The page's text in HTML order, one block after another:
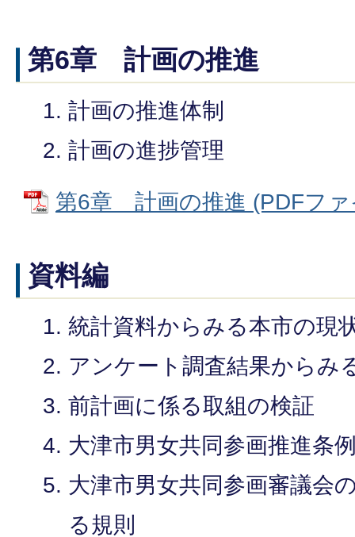
第6章 計画の推進
計画の推進体制
計画の進捗管理
第6章 計画の推進 (PDFファ
資料編
統計資料からみる本市の現
アンケート調査結果からみ
前計画に係る取組の検証
大津市男女共同参画推進条
大津市男女共同参画審議会
る規則